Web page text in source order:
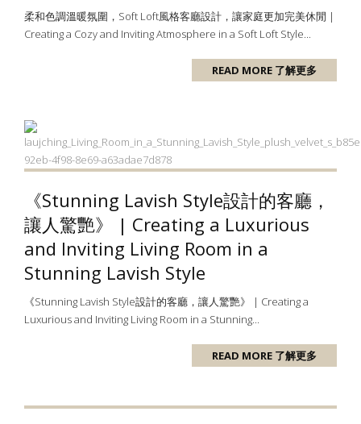
柔和色調溫暖氛圍，Soft Loft風格客廳設計，讓家庭更加完美休閒 |
Creating a Cozy and Inviting Atmosphere in a Soft Loft Style...
READ MORE 了解更多
《Stunning Lavish Style設計的客廳，
讓人驚艷》 | Creating a Luxurious
and Inviting Living Room in a
Stunning Lavish Style
《Stunning Lavish Style設計的客廳，讓人驚艷》 | Creating a
Luxurious and Inviting Living Room in a Stunning...
READ MORE 了解更多